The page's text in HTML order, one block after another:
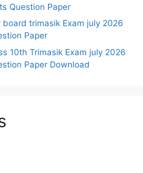
Question Paper
board trimasik Exam july 2026
Paper
10th Trimasik Exam july 2026
Paper Download